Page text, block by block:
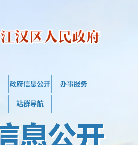
政府信息公开 办事服务
站群导航